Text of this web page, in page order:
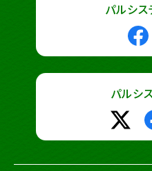
パルシ
パルシ